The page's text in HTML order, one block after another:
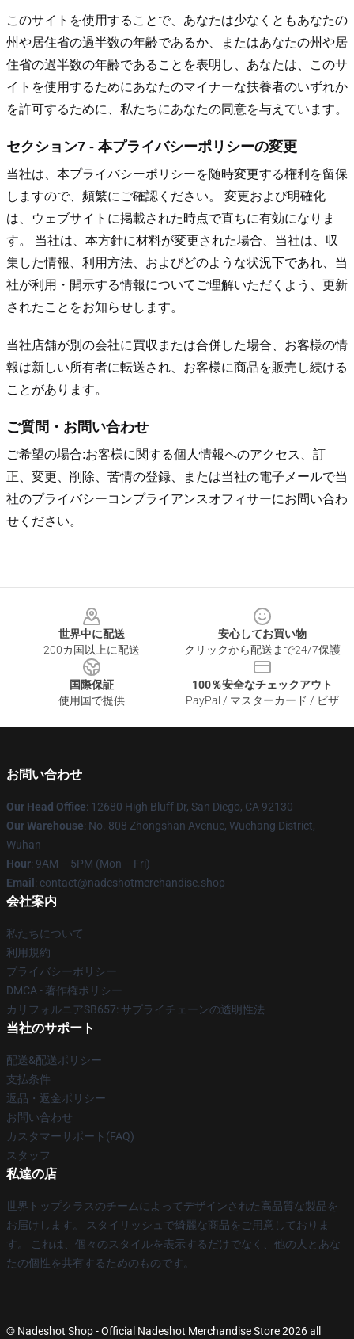
このサイトを使用することで、あなたは少なくともあなたの
州や居住省の過半数の年齢であるか、またはあなたの州や居
住省の過半数の年齢であることを表明し、あなたは、このサ
イトを使用するためにあなたのマイナーな扶養者のいずれか
を許可するために、私たちにあなたの同意を与えています。
セクション7 - 本プライバシーポリシーの変更
当社は、本プライバシーポリシーを随時変更する権利を留保
しますので、頻繁にご確認ください。 変更および明確化
は、ウェブサイトに掲載された時点で直ちに有効になりま
す。 当社は、本方針に材料が変更された場合、当社は、収
集した情報、利用方法、およびどのような状況下であれ、当
社が利用・開示する情報についてご理解いただくよう、更新
されたことをお知らせします。
当社店舗が別の会社に買収または合併した場合、お客様の情
報は新しい所有者に転送され、お客様に商品を販売し続ける
ことがあります。
ご質問・お問い合わせ
ご希望の場合:お客様に関する個人情報へのアクセス、訂
正、変更、削除、苦情の登録、または当社の電子メールで当
社のプライバシーコンプライアンスオフィサーにお問い合わ
せください。
世界中に配送
200カ国以上に配送
安心してお買い物
クリックから配送まで24/7保護
国際保証
使用国で提供
100％安全なチェックアウト
PayPal / マスターカード / ビザ
お問い合わせ
Our Head Office: 12680 High Bluff Dr, San Diego, CA 92130
Our Warehouse: No. 808 Zhongshan Avenue, Wuchang District,
Wuhan
Hour: 9AM – 5PM (Mon – Fri)
Email : contact@nadeshotmerchandise.shop
会社案内
私たちについて
利用規約
プライバシーポリシー
DMCA - 著作権ポリシー
カリフォルニアSB657: サプライチェーンの透明性法
当社のサポート
配送&配送ポリシー
支払条件
返品・返金ポリシー
お問い合わせ
カスタマーサポート(FAQ)
スタッフ
私達の店
世界トップクラスのチームによってデザインされた高品質な製品を
お届けします。 スタイリッシュで綺麗な商品をご用意しておりま
す。 これは、個々のスタイルを表示するだけでなく、他の人とあな
たの個性を共有するためのものです。
© Nadeshot Shop - Official Nadeshot Merchandise Store 2026 all